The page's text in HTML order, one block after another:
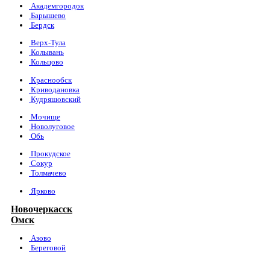
Академгородок
Барышево
Бердск
Верх-Тула
Колывань
Кольцово
Краснообск
Криводановка
Кудряшовский
Мочище
Новолуговое
Обь
Прокудское
Сокур
Толмачево
Ярково
Новочеркасск
Омск
Азово
Береговой